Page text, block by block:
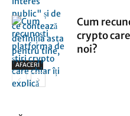
AFACERI
Cum
crypto
noi?